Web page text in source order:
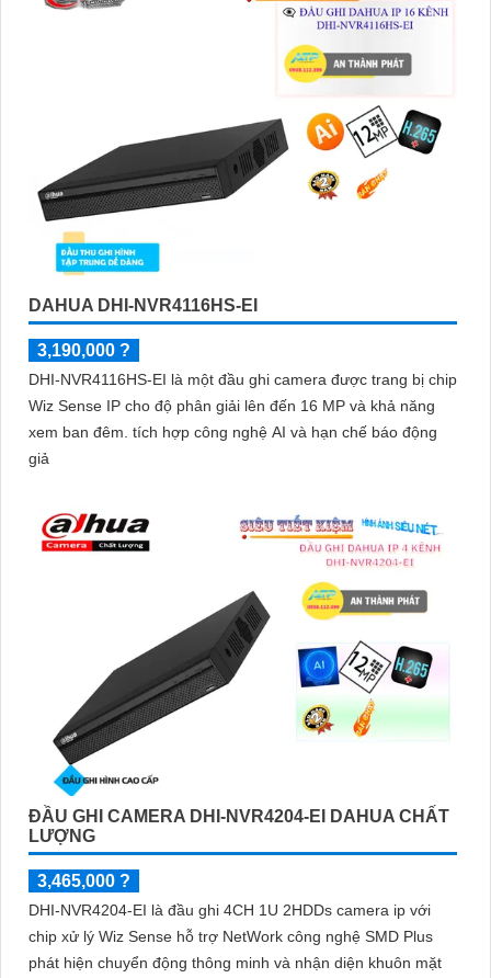
vượt trội của Camera Dahua chính hãng với mức giá vô cùng
DAHUA DHI-NVR4116HS-EI
3,190,000 ?
DHI-NVR4116HS-EI là một đầu ghi camera được trang bị chip
Wiz Sense IP cho độ phân giải lên đến 16 MP và khả năng
xem ban đêm. tích hợp công nghệ AI và hạn chế báo động
giả
ĐẦU GHI CAMERA DHI-NVR4204-EI DAHUA CHẤT
LƯỢNG
3,465,000 ?
DHI-NVR4204-EI là đầu ghi 4CH 1U 2HDDs camera ip với
chip xử lý Wiz Sense hỗ trợ NetWork công nghệ SMD Plus
phát hiện chuyển động thông minh và nhận diện khuôn mặt